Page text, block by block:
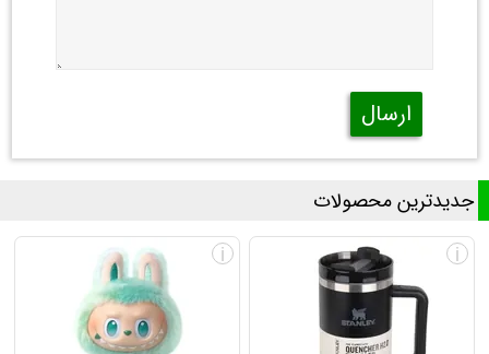
ارسال
جدیدترین محصولات
i
i